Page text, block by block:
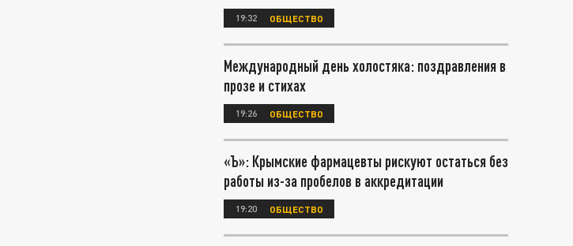
19:32 ОБЩЕСТВО
Международный день холостяка: поздравления в
прозе и стихах
19:26 ОБЩЕСТВО
«Ъ»: Крымские фармацевты рискуют остаться без
работы из-за пробелов в аккредитации
19:20 ОБЩЕСТВО